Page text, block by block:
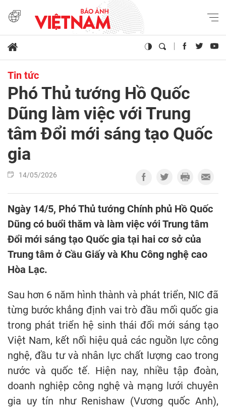
Tin tức
Phó Thủ tướng Hồ Quốc
Dũng làm việc với Trung
tâm Đổi mới sáng tạo Quốc
gia
14/05/2026
Ngày 14/5, Phó Thủ tướng Chính phủ Hồ Quốc
Dũng có buổi thăm và làm việc với Trung tâm
Đổi mới sáng tạo Quốc gia tại hai cơ sở của
Trung tâm ở Cầu Giấy và Khu Công nghệ cao
Hòa Lạc.
Sau hơn 6 năm hình thành và phát triển, NIC đã
từng bước khẳng định vai trò đầu mối quốc gia
trong phát triển hệ sinh thái đổi mới sáng tạo
Việt Nam, kết nối hiệu quả các nguồn lực công
nghệ, đầu tư và nhân lực chất lượng cao trong
nước và quốc tế. Hiện nay, nhiều tập đoàn,
doanh nghiệp công nghệ và mạng lưới chuyên
gia uy tín như Renishaw (Vương quốc Anh),